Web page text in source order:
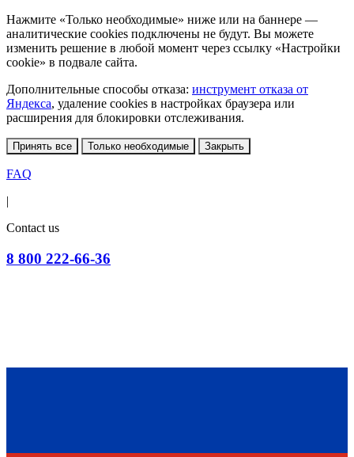
Нажмите «Только необходимые» ниже или на баннере —
аналитические cookies подключены не будут. Вы можете
изменить решение в любой момент через ссылку «Настройки
cookie» в подвале сайта.
Дополнительные способы отказа: инструмент отказа от
Яндекса, удаление cookies в настройках браузера или
расширения для блокировки отслеживания.
Принять все Только необходимые Закрыть
FAQ
|
Contact us
8 800 222-66-36